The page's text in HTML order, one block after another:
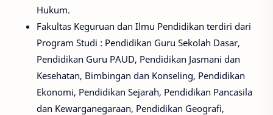
Hukum.
Fakultas Keguruan dan Ilmu Pendidikan terdiri dari
Program Studi : Pendidikan Guru Sekolah Dasar,
Pendidikan Guru PAUD, Pendidikan Jasmani dan
Kesehatan, Bimbingan dan Konseling, Pendidikan
Ekonomi, Pendidikan Sejarah, Pendidikan Pancasila
dan Kewarganegaraan, Pendidikan Geografi,